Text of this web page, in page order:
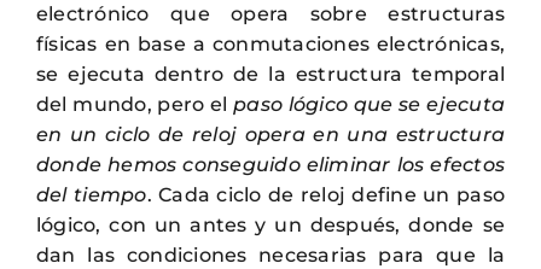
electrónico que opera sobre estructuras
físicas en base a conmutaciones electrónicas,
se ejecuta dentro de la estructura temporal
del mundo, pero elpaso lógico que se ejecuta
en un ciclo de reloj opera en una estructura
donde hemos conseguido eliminar los efectos
del tiempo. Cada ciclo de reloj define un paso
lógico, con un antes y un después, donde se
dan las condiciones necesarias para que la